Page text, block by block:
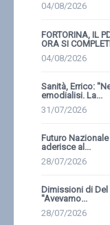
04/08/2026
FORTORINA, IL
ORA SI
04/08/2026
Sanità, Errico:
emodialisi. La...
31/07/2026
Futuro
aderisce al...
28/07/2026
Dimissioni di
''Avevamo...
28/07/2026